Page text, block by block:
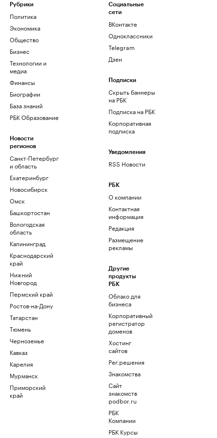
Рубрики
Политика
Экономика
Общество
Бизнес
Технологии и
медиа
Финансы
Биографии
База знаний
РБК Образование
Новости
регионов
Санкт-Петербург
и область
Екатеринбург
Новосибирск
Омск
Башкортостан
Вологодская
область
Калининград
Краснодарский
край
Нижний
Новгород
Пермский край
Ростов-на-Дону
Татарстан
Тюмень
Черноземье
Кавказ
Карелия
Мурманск
Приморский
край
Социальные
сети
ВКонтакте
Одноклассники
Telegram
Дзен
Подписки
Скрыть баннеры
на РБК
Подписка на РБК
Корпоративная
подписка
Уведомления
RSS Новости
РБК
О компании
Контактная
информация
Редакция
Размещение
рекламы
Другие
продукты
РБК
Облако для
бизнеса
Корпоративный
регистратор
доменов
Хостинг
сайтов
Рег.решения
Знакомства
Сайт
знакомств
podbor.ru
РБК
Компании
РБК Курсы